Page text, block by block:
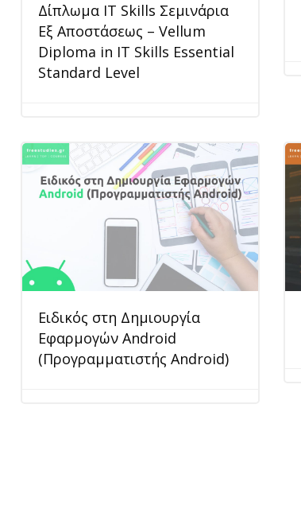
Δίπλωμα IT Skills Σεμινάρια
Εξ Αποστάσεως – Vellum
Diploma in IT Skills Essential
Standard Level
Ειδικός στη Δημιουργία
Εφαρμογών Android
(Προγραμματιστής Android)